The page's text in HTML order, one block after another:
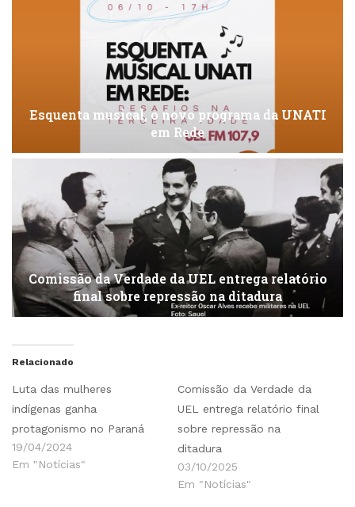
Esquenta musical, o novo programa da UNATI
em Rede
Comissão da Verdade da UEL entrega relatório
final sobre repressão na ditadura
Relacionado
Luta das mulheres
indígenas ganha
protagonismo no Paraná
19/04/2024
Em "Notícias"
Comissão da Verdade da
UEL entrega relatório final
sobre repressão na
ditadura
03/10/2025
Em "Notícias"